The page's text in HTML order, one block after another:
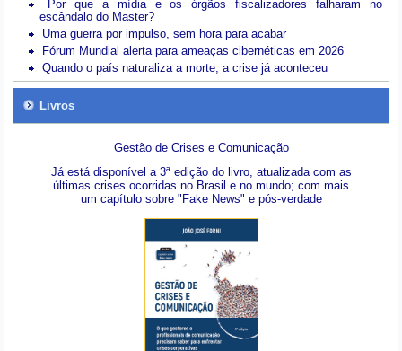
Por que a mídia e os órgãos fiscalizadores falharam no
escândalo do Master?
Uma guerra por impulso, sem hora para acabar
Fórum Mundial alerta para ameaças cibernéticas em 2026
Quando o país naturaliza a morte, a crise já aconteceu
Livros
Gestão de Crises e Comunicação
Já está disponível a 3ª edição do livro, atualizada com as
últimas crises ocorridas no Brasil e no mundo; com mais
um capítulo sobre "Fake News" e pós-verdade